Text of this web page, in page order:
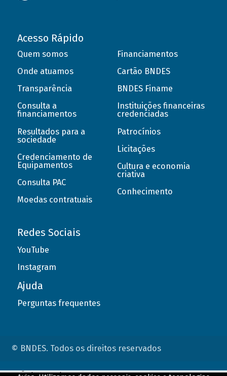
Acesso Rápido
Quem somos
Onde atuamos
Transparência
Consulta a
financiamentos
Resultados para a
sociedade
Credenciamento de
Equipamentos
Consulta PAC
Moedas contratuais
Financiamentos
Cartão BNDES
BNDES Finame
Instituições financeiras
credenciadas
Patrocínios
Licitações
Cultura e economia
criativa
Conhecimento
Redes Sociais
YouTube
Instagram
Ajuda
Perguntas frequentes
© BNDES. Todos os direitos reservados